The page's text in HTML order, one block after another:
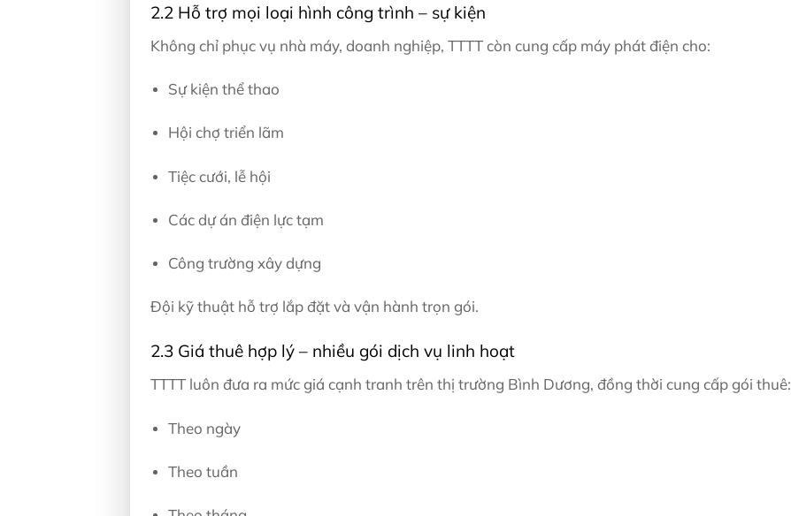
2.2 Hỗ trợ mọi loại hình công trình – sự kiện
Không chỉ phục vụ nhà máy, doanh nghiệp, TTTT còn cung cấp máy phát điện cho:
Sự kiện thể thao
Hội chợ triển lãm
Tiệc cưới, lễ hội
Các dự án điện lực tạm
Công trường xây dựng
Đội kỹ thuật hỗ trợ lắp đặt và vận hành trọn gói.
2.3 Giá thuê hợp lý – nhiều gói dịch vụ linh hoạt
TTTT luôn đưa ra mức giá cạnh tranh trên thị trường Bình Dương, đồng thời cung cấp gói thuê:
Theo ngày
Theo tuần